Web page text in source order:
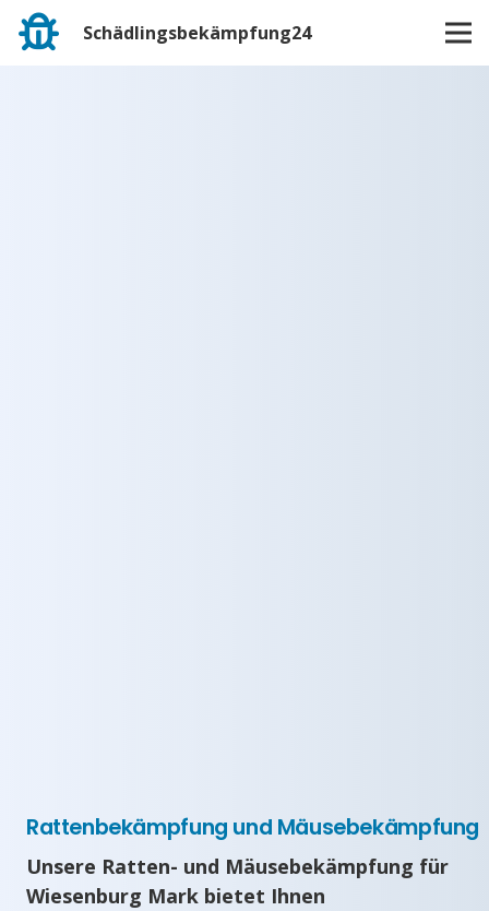
Schädlingsbekämpfung24
Rattenbekämpfung und Mäusebekämpfung
Unsere Ratten- und Mäusebekämpfung für
Wiesenburg Mark bietet Ihnen